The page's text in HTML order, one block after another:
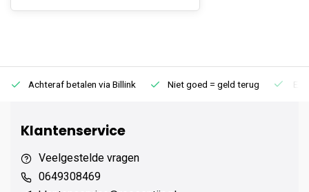
Achteraf betalen via Billink Niet goed = geld terug
Klantenservice
Veelgestelde vragen
0649308469